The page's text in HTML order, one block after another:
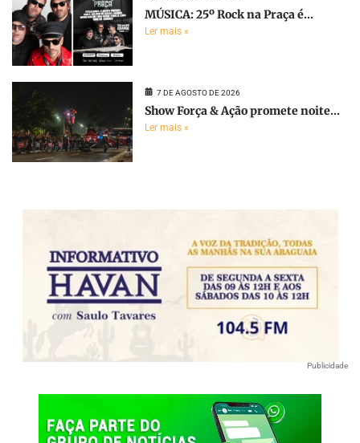
MÚSICA: 25º Rock na Praça é...
Ler mais »
7 DE AGOSTO DE 2026
Show Força & Ação promete noite...
Ler mais »
Publicidade